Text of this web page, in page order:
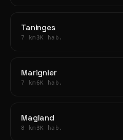
Taninges
7 km 3K hab.
Marignier
7 km 6K hab.
Magland
8 km 3K hab.